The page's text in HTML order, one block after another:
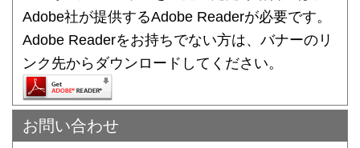
Adobe社が提供するAdobe Readerが必要です。
Adobe Readerをお持ちでない方は、バナーのリ
ンク先からダウンロードしてください。
お問い合わせ